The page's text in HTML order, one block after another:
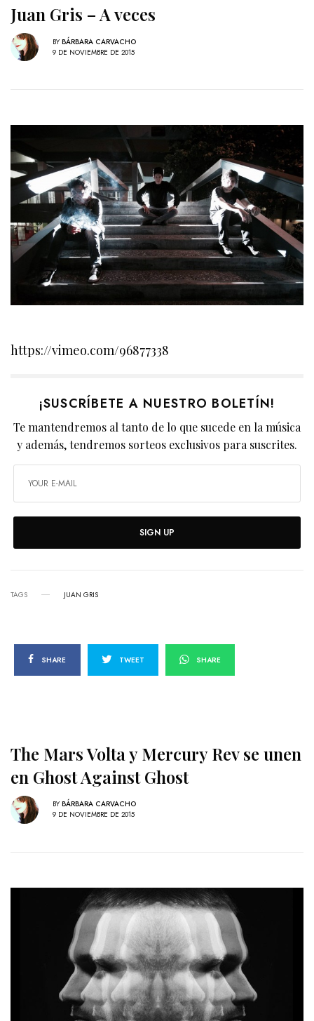
Juan Gris – A veces
BY BÁRBARA CARVACHO
9 DE NOVIEMBRE DE 2015
https://vimeo.com/96877338
¡SUSCRÍBETE A NUESTRO BOLETÍN!
Te mantendremos al tanto de lo que sucede en la música
y además, tendremos sorteos exclusivos para suscrites.
SIGN UP
TAGS JUAN GRIS
SHARE TWEET SHARE
The Mars Volta y Mercury Rev se unen
en Ghost Against Ghost
BY BÁRBARA CARVACHO
9 DE NOVIEMBRE DE 2015